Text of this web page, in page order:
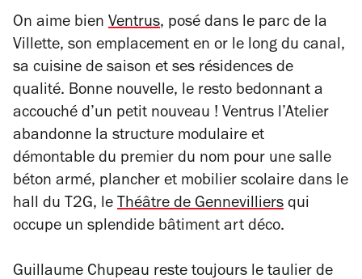
On aime bien Ventrus, posé dans le parc de la
Villette, son emplacement en or le long du canal,
sa cuisine de saison et ses résidences de
qualité. Bonne nouvelle, le resto bedonnant a
accouché d’un petit nouveau ! Ventrus l’Atelier
abandonne la structure modulaire et
démontable du premier du nom pour une salle
béton armé, plancher et mobilier scolaire dans le
hall du T2G, le Théâtre de Gennevilliers qui
occupe un splendide bâtiment art déco.
Guillaume Chupeau reste toujours le taulier de